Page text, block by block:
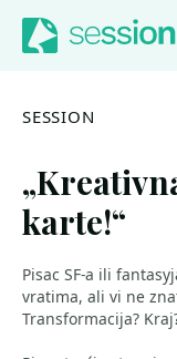
Jump to
Jump to content
SESSION
karte!“
Pisac SF-a ili
vratima, ali vi ne
Transformacija?